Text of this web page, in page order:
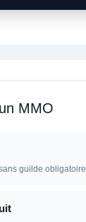
MMO
guilde obligatoire